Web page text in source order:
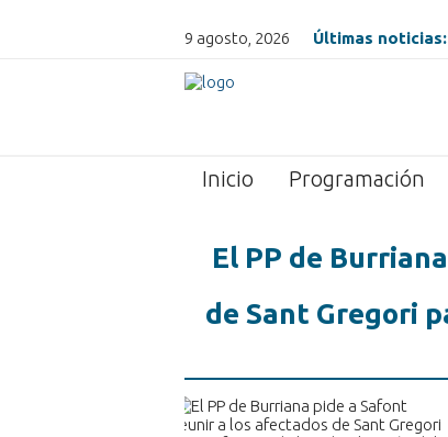
9 agosto, 2026 Últimas noticias:
Inicio Programación
El PP de
de Sant Gregori